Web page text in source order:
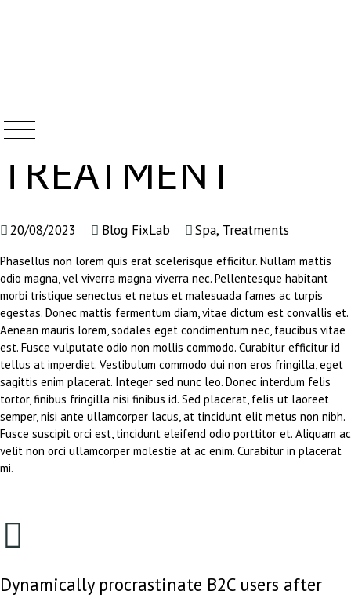
to
content
AYURVEDIC SPA
TREATMENT
20/08/2023 Blog FixLab Spa, Treatments
Phasellus non lorem quis erat scelerisque efficitur. Nullam mattis
odio magna, vel viverra magna viverra nec. Pellentesque habitant
morbi tristique senectus et netus et malesuada fames ac turpis
egestas. Donec mattis fermentum diam, vitae dictum est convallis et.
Aenean mauris lorem, sodales eget condimentum nec, faucibus vitae
est. Fusce vulputate odio non mollis commodo. Curabitur efficitur id
tellus at imperdiet. Vestibulum commodo dui non eros fringilla, eget
sagittis enim placerat. Integer sed nunc leo. Donec interdum felis
tortor, finibus fringilla nisi finibus id. Sed placerat, felis ut laoreet
semper, nisi ante ullamcorper lacus, at tincidunt elit metus non nibh.
Fusce suscipit orci est, tincidunt eleifend odio porttitor et. Aliquam ac
velit non orci ullamcorper molestie at ac enim. Curabitur in placerat
mi.
Dynamically procrastinate B2C users after